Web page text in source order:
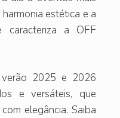
estética e a
caracteriza a OFF
2025 e 2026
e versáteis, que
elegância. Saiba